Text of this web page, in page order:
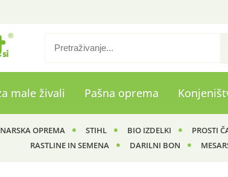
male živali Pašna oprema
OPREMA STIHL BIO IZDELKI PROSTI
RASTLINE IN SEMENA
DARILNI BON